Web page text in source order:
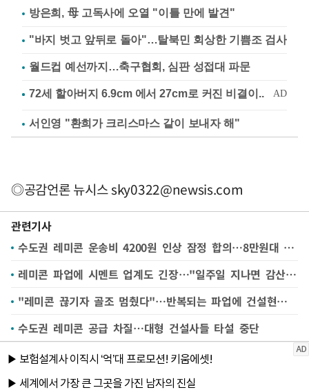
방은희, 母 고독사에 오열 "이틀 만에 발견"
"바지 벗고 앞뒤로 돌아"…탈북민 회상한 기쁨조 검사
월드컵 예선까지…축구협회, 심판 성접대 파문
서인영 "환희가 크리스마스 같이 보내자 해"
◎공감언론 뉴시스sky0322@newsis.com
관련기사
수도권 레미콘 운송비 4200원 인상 잠정 합의…8만원대 진입
레미콘 파업에 시멘트 업계도 긴장…"일주일 지나면 감산 불가피"
"레미콘 끊기자 골조 멈췄다"…반복되는 파업에 건설현장 분통
수도권 레미콘 공급 차질…대형 건설사들 타설 중단